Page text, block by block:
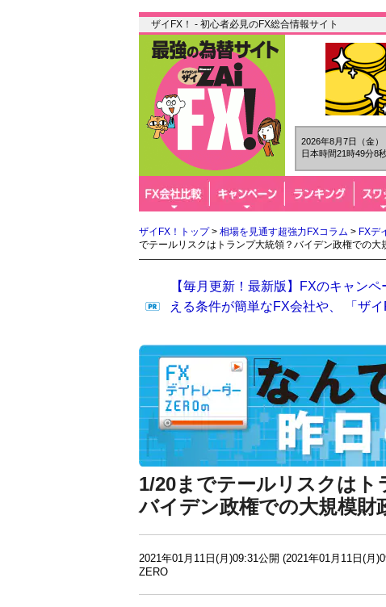
ザイFX！ - 初心者必見のFX総合情報サイト
2026年8月7日（金）
日本時間21時49分10
ザイFX！トップ> 相場を見通す超強力FXコラム > FXデ
でテールリスクはトランプ大統領？バイデン政権での大
【毎月更新！最新版】FXのキャン
える条件が簡単なFX会社や、 「ザ
1/20までテールリスクはト
バイデン政権での大規模財
2021年01月11日(月)09:31公開 (2021年01月11日(月
ZERO